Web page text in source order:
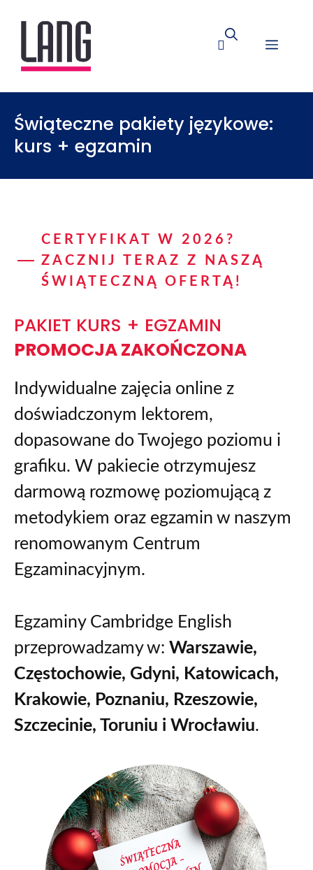
Świąteczne pakiety językowe:
kurs + egzamin
CERTYFIKAT W 2026?
ZACZNIJ TERAZ Z NASZĄ
ŚWIĄTECZNĄ OFERTĄ!
PAKIET KURS + EGZAMIN
PROMOCJA ZAKOŃCZONA
Indywidualne zajęcia online z
doświadczonym lektorem,
dopasowane do Twojego poziomu i
grafiku. W pakiecie otrzymujesz
darmową rozmowę poziomującą z
metodykiem oraz egzamin w naszym
renomowanym Centrum
Egzaminacyjnym.
Egzaminy Cambridge English
przeprowadzamy w: Warszawie,
Częstochowie, Gdyni, Katowicach,
Krakowie, Poznaniu, Rzeszowie,
Szczecinie, Toruniu i Wrocławiu.